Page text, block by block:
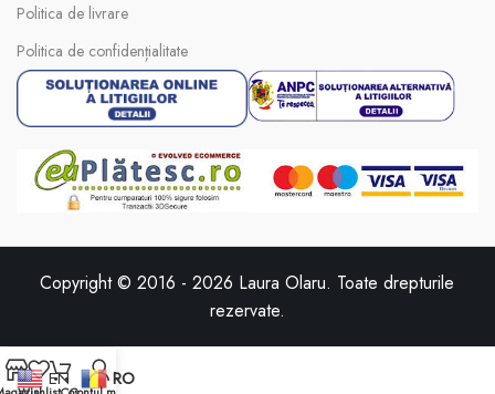
Politica de livrare
Politica de confidențialitate
Copyright © 2016 -2026 Laura Olaru. Toate drepturile
rezervate.
EN RO